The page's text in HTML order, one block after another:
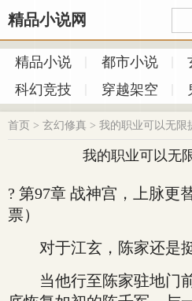
精品小说网
精品小说 都市小说
科幻竞技
穿越架空
首页 > 玄幻修真 > 我的职业可以无限
我的职业可以无
? 第97章 战神宫，上脉更
票）
对于江玄，陈家还是挺
当他行至陈家驻地门前